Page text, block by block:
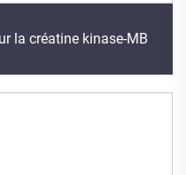
la créatine kinase-MB